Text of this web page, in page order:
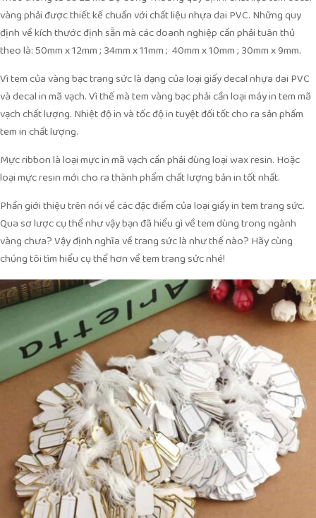
vàng phải được thiết kế chuẩn với chất liệu nhựa dai PVC. Những quy
định về kích thước định sẵn mà các doanh nghiệp cần phải tuân thủ
theo là: 50mm x 12mm ; 34mm x 11mm ; 40mm x 10mm ; 30mm x 9mm.
Vì tem của vàng bạc trang sức là dạng của loại giấy decal nhựa dai PVC
và decal in mã vạch. Vì thế mà tem vàng bạc phải cần loại máy in tem mã
vạch chất lượng. Nhiệt độ in và tốc độ in tuyệt đối tốt cho ra sản phẩm
tem in chất lượng.
Mực ribbon là loại mực in mã vạch cần phải dùng loại wax resin. Hoặc
loại mực resin mới cho ra thành phẩm chất lượng bản in tốt nhất.
Phần giới thiệu trên nói về các đặc điểm của loại giấy in tem trang sức.
Qua sơ lược cụ thể như vậy bạn đã hiểu gì về tem dùng trong ngành
vàng chưa? Vậy định nghĩa về trang sức là như thế nào? Hãy cùng
chúng tôi tìm hiểu cụ thể hơn về tem trang sức nhé!